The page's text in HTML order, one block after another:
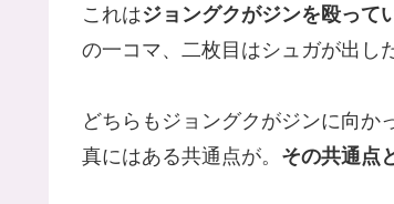
これはジョングクがジンを殴って
の一コマ、二枚目はシュガが出し
どちらもジョングクがジンに向か
真にはある共通点が。 その共通点